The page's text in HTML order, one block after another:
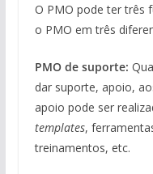
O PMO pode ter três
o PMO em três
PMO de suporte:
dar suporte, apoio,
apoio pode ser
templates,
treinamentos, etc.